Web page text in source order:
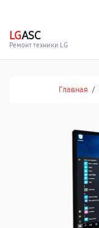
LGASC
Ремонт техники LG
Главная /